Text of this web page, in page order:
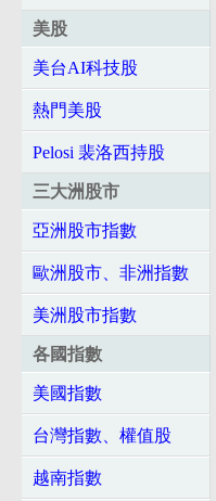
美股
美台AI科技股
熱門美股
Pelosi 裴洛西持股
三大洲股市
亞洲股市指數
歐洲股市、非洲指數
美洲股市指數
各國指數
美國指數
台灣指數、權值股
越南指數